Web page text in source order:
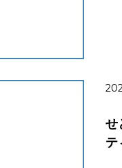
せ
テ